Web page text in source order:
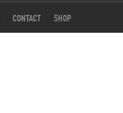
CONTACT SHOP